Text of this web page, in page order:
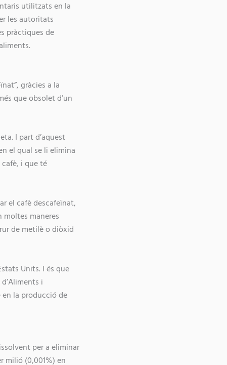
utilitzats en la
les autoritats
pràctiques de
gràcies a la
que obsolet d’un
I part d’aquest
el qual se li elimina
i que té
el cafè descafeïnat,
moltes maneres
de metilè o diòxid
Units. I és que
i
en la producció de
per a eliminar
milió (0,001%) en